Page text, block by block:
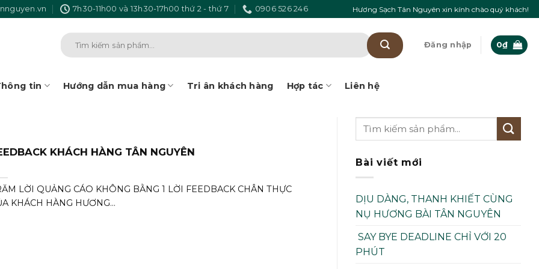
7h30-11h00 và 13h30-17h00 thứ 2 - thứ 7 0906 526 246 Hương Sạch Tân Nguyên xin kính chào quý khách!
Đăng nhập 0₫
tin Hướng dẫn mua hàng Tri ân khách hàng Hợp tác Liên hệ
KHÁCH HÀNG TÂN NGUYÊN
LỜI QUẢNG CÁO KHÔNG BẰNG 1 LỜI FEEDBACK CHÂN THỰC
KHÁCH HÀNG HƯƠNG...
Bài viết mới
DỊU DÀNG, THANH KHIẾT CÙNG
NỤ HƯƠNG BÀI TÂN NGUYÊN
SAY BYE DEADLINE CHỈ VỚI 20
PHÚT